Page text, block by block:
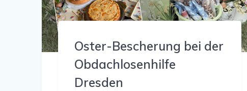
Oster-Bescherung bei der
Obdachlosenhilfe
Dresden